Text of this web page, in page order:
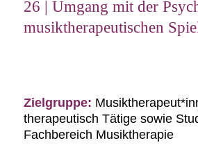
26 | Umgang mit der
musiktherapeutischen
Zielgruppe:
therapeutisch Tätige sowie
Fachbereich Musiktherapie